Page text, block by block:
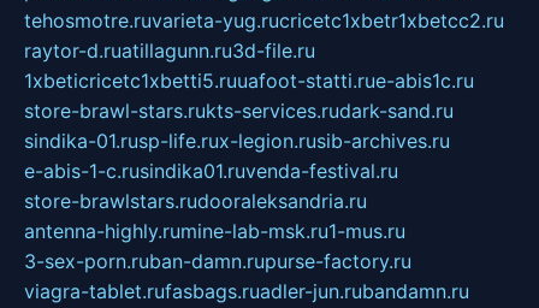
tehosmotre.ruvarieta-yug.rucricetc1xbetr1xbetcc2.ru
raytor-d.ruatillagunn.ru3d-file.ru
1xbeticricetc1xbetti5.ruuafoot-statti.rue-abis1c.ru
store-brawl-stars.rukts-services.rudark-sand.ru
sindika-01.rusp-life.rux-legion.rusib-archives.ru
e-abis-1-c.rusindika01.ruvenda-festival.ru
store-brawlstars.rudooraleksandria.ru
antenna-highly.rumine-lab-msk.ru1-mus.ru
3-sex-porn.ruban-damn.rupurse-factory.ru
viagra-tablet.rufasbags.ruadler-jun.rubandamn.ru